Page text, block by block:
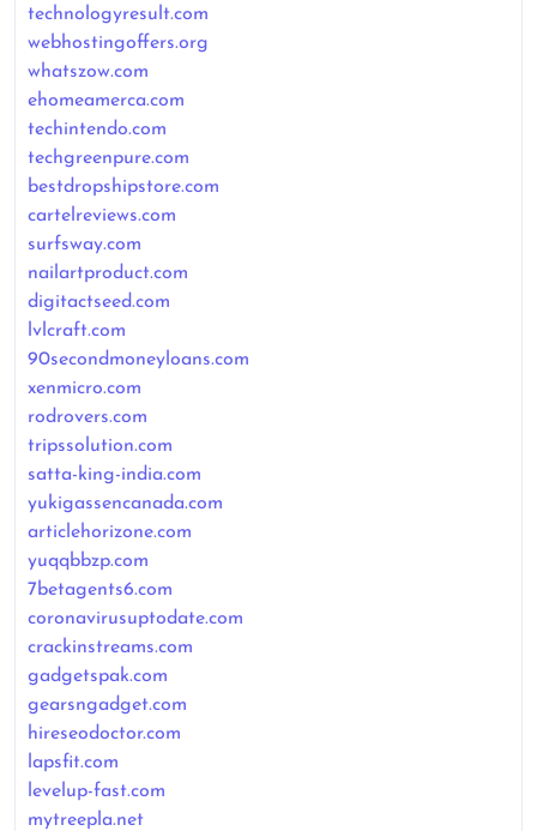
technologyresult.com
webhostingoffers.org
whatszow.com
ehomeamerca.com
techintendo.com
techgreenpure.com
bestdropshipstore.com
cartelreviews.com
surfsway.com
nailartproduct.com
digitactseed.com
lvlcraft.com
90secondmoneyloans.com
xenmicro.com
rodrovers.com
tripssolution.com
satta-king-india.com
yukigassencanada.com
articlehorizone.com
yuqqbbzp.com
7betagents6.com
coronavirusuptodate.com
crackinstreams.com
gadgetspak.com
gearsngadget.com
hireseodoctor.com
lapsfit.com
levelup-fast.com
mytreepla.net